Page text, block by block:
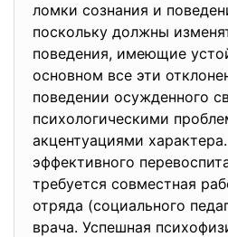
ломки сознания и
поскольку должны
поведения, имеющие
основном все эти
поведении осужденного
психологическими
акцентуациями
эффективного
требуется совместная
отряда (социального
врача. Успешная